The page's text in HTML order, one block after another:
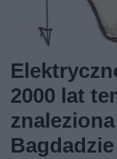
2000 lat
Bagdadzie